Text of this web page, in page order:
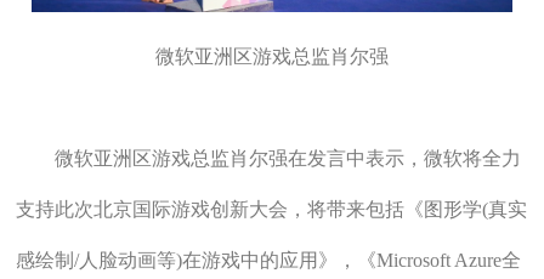
微软亚洲区游戏总监肖尔强
微软亚洲区游戏总监肖尔强在发言中表示，微软将全力
支持此次北京国际游戏创新大会，将带来包括《图形学(真实
感绘制/人脸动画等)在游戏中的应用》，《Microsoft Azure全